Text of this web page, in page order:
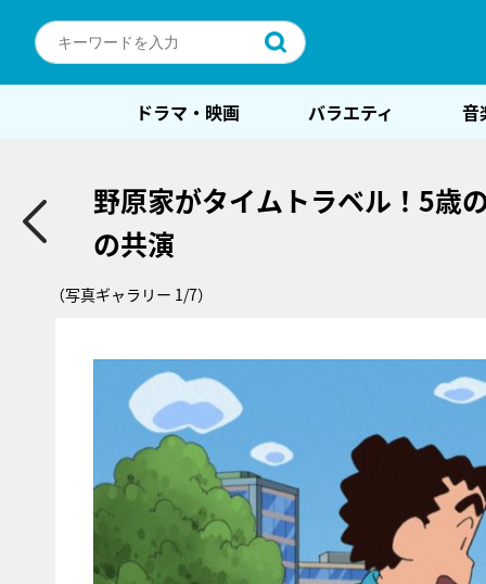
ドラマ・映画 バラエティ 音
野原家がタイムトラベル！5歳
の共演
（写真ギャラリー 1/7）